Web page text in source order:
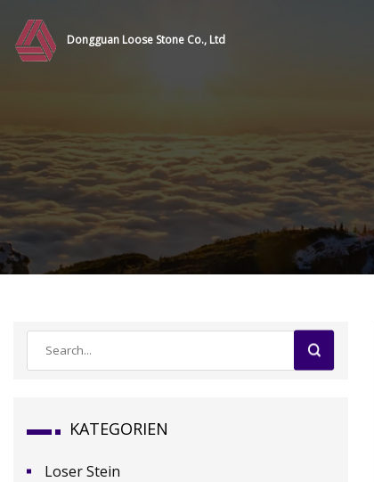
Dongguan Loose Stone Co., Ltd
KATEGORIEN
Loser Stein